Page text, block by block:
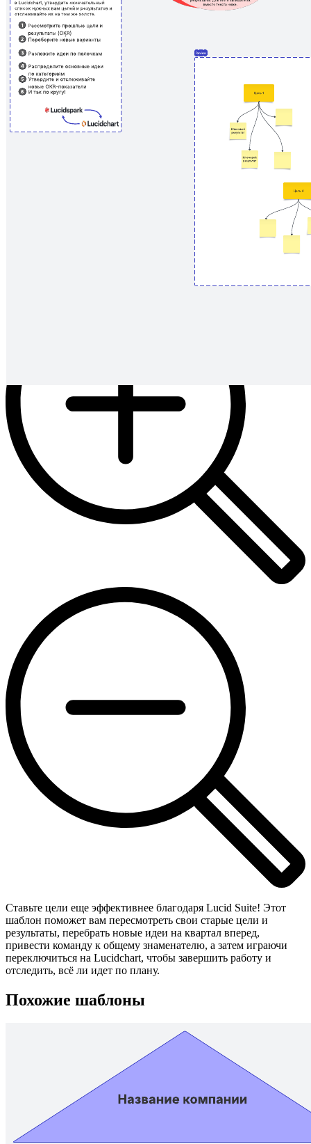
Ставьте цели еще эффективнее благодаря Lucid Suite! Этот
шаблон поможет вам пересмотреть свои старые цели и
результаты, перебрать новые идеи на квартал вперед,
привести команду к общему знаменателю, а затем играючи
переключиться на Lucidchart, чтобы завершить работу и
отследить, всё ли идет по плану.
Похожие шаблоны